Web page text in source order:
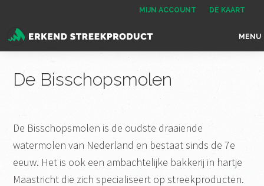
naar
de
naar
de
inhoud
naar
de
MIJN ACCOUNT DE KAART
Erkend
het
enige
onafhankelijke
keurmerk
streekproducten
MENU
De Bisschopsmolen
De Bisschopsmolen is de oudste draaiende
watermolen van Nederland en bestaat sinds de 7e
eeuw. Het is ook een ambachtelijke bakkerij in hartje
Maastricht die zich specialiseert op streekproducten.